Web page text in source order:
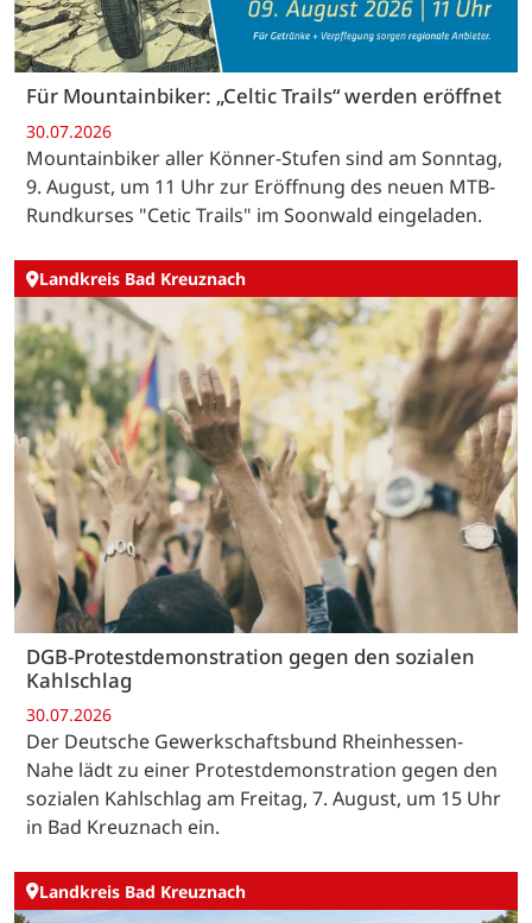
Für Mountainbiker: „Celtic Trails“ werden eröffnet
30.07.2026
Mountainbiker aller Könner-Stufen sind am Sonntag,
9. August, um 11 Uhr zur Eröffnung des neuen MTB-
Rundkurses "Cetic Trails" im Soonwald eingeladen.
Landkreis Bad Kreuznach
DGB-Protestdemonstration gegen den sozialen
Kahlschlag
30.07.2026
Der Deutsche Gewerkschaftsbund Rheinhessen-
Nahe lädt zu einer Protestdemonstration gegen den
sozialen Kahlschlag am Freitag, 7. August, um 15 Uhr
in Bad Kreuznach ein.
Landkreis Bad Kreuznach